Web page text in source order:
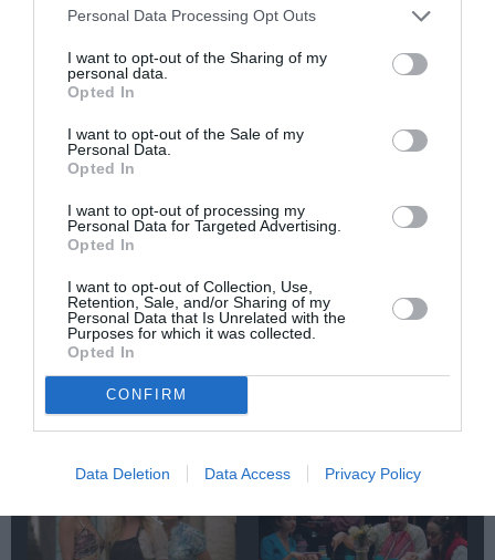
Personal Data Processing Opt Outs
I want to opt-out of the Sharing of my
personal data.
Opted In
I want to opt-out of the Sale of my
Personal Data.
Opted In
I want to opt-out of processing my
Personal Data for Targeted Advertising.
Opted In
I want to opt-out of Collection, Use,
Retention, Sale, and/or Sharing of my
Personal Data that Is Unrelated with the
Purposes for which it was collected.
Opted In
CONFIRM
Data Deletion Data Access Privacy Policy
Newsletter
Κάθε βδομάδα στο e-mail σας τα τελευταία νέα για
την Τέχνη και τον Πολιτισμό!
Ακολουθήστε το Culturenow.gr
Σχετικά Άρθρα